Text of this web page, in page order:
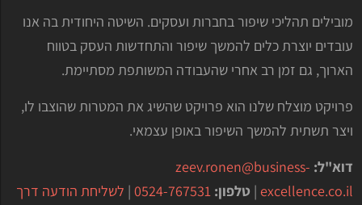
מובילים תהליכי שיפור בחברות ועסקים. השיטה היחודית בה אנו
עובדים יוצרת כלים להמשך שיפור והתחדשות העסק בטווח
הארוך, גם זמן רב אחרי שהעבודה המשותפת מסתיימת.
פרויקט מוצלח שלנו הוא פרויקט שהשיג את המטרות שהוצבו לו,
ויצר תשתית להמשך השיפור באופן עצמאי.
דוא"ל: zeev.ronen@business-
excellence.co.il
| טלפון: 0524-767531
| לשליחת הודעה דרך